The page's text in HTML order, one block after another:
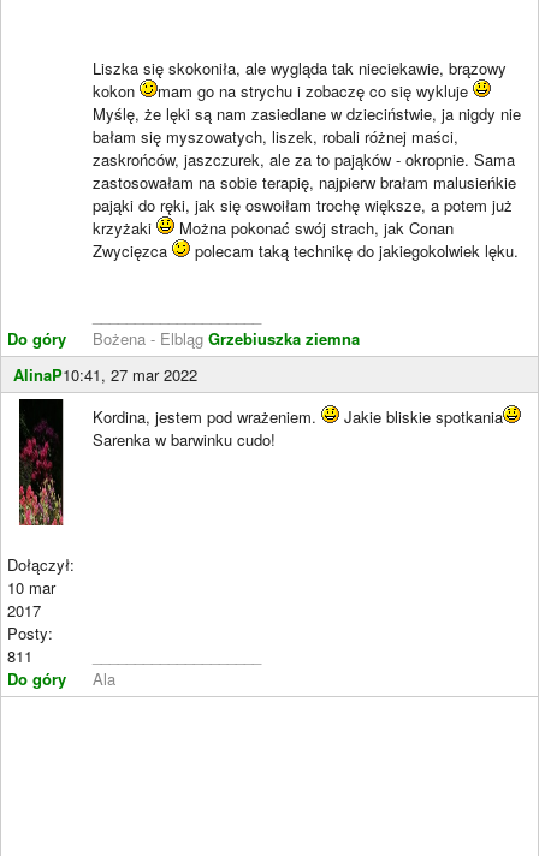
Do góry
Liszka się skokoniła, ale wygląda tak nieciekawie, brązowy
kokon
mam go na strychu i zobaczę co się wykluje
Myślę, że lęki są nam zasiedlane w dzieciństwie, ja nigdy nie
bałam się myszowatych, liszek, robali różnej maści,
zaskrońców, jaszczurek, ale za to pająków - okropnie. Sama
zastosowałam na sobie terapię, najpierw brałam malusieńkie
pająki do ręki, jak się oswoiłam trochę większe, a potem już
krzyżaki
Można pokonać swój strach, jak Conan
Zwycięzca
polecam taką technikę do jakiegokolwiek lęku.
Bożena - Elbląg Grzebiuszka ziemna
AlinaP10:41, 27 mar 2022
Dołączył:
10 mar
2017
Posty:
811
Do góry
Kordina, jestem pod wrażeniem.
Jakie bliskie spotkania
Sarenka w barwinku cudo!
Ala